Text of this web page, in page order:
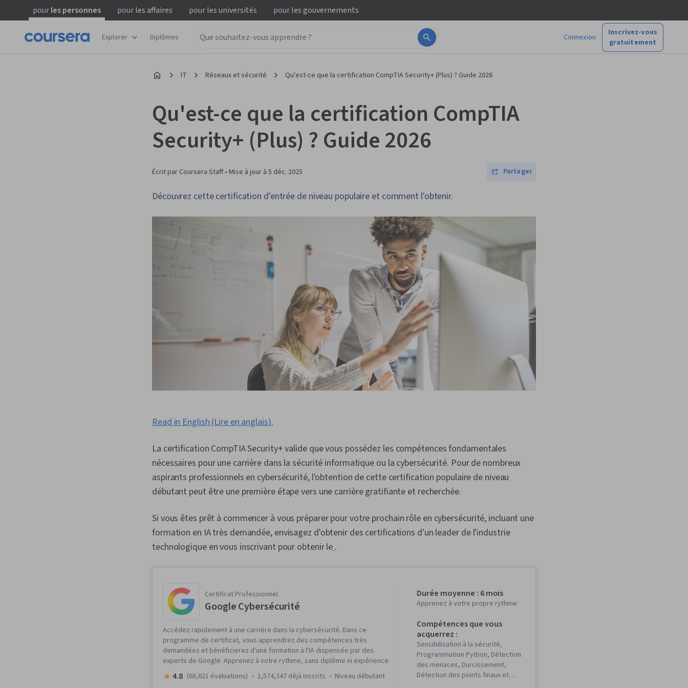
pourles personnes pourles affaires pourles universités pourles gouvernements
Explorer Diplômes Connexion
Inscrivez-vous
gratuitement
IT Réseaux et sécurité Qu'est-ce que la certification CompTIA Security+ (Plus) ? Guide 2026
Qu'est-ce que la certification CompTIA
Security+ (Plus) ? Guide 2026
Écrit par Coursera Staff • Mise à jour à 5 déc. 2025 Partager
Découvrez cette certification d'entrée de niveau populaire et comment l'obtenir.
Read in English (Lire en anglais).
La certification CompTIA Security+ valide que vous possédez les compétences fondamentales
nécessaires pour une carrière dans la sécurité informatique ou la cybersécurité. Pour de nombreux
aspirants professionnels en cybersécurité, l'obtention de cette certification populaire de niveau
débutant peut être une première étape vers une carrière gratifiante et recherchée.
Si vous êtes prêt à commencer à vous préparer pour votre prochain rôle en cybersécurité, incluant une
formation en IA très demandée, envisagez d'obtenir des certifications d'un leader de l'industrie
technologique en vous inscrivant pour obtenir le.
Certificat Professionnel
Google Cybersécurité
Accédez rapidement à une carrière dans la cybersécurité. Dans ce
programme de certificat, vous apprendrez des compétences très
demandées et bénéficierez d'une formation à l'IA dispensée par des
experts de Google. Apprenez à votre rythme, sans diplôme ni expérience.
4.8 (68,621 évaluations) 1,574,347 déjà inscrits niveau débutant
Durée moyenne : 6 mois
Apprenez à votre propre rythme
Compétences que vous
acquerrez :
Sensibilisation à la sécurité,
Programmation Python, Détection
des menaces, Durcissement,
Détection des points finaux et